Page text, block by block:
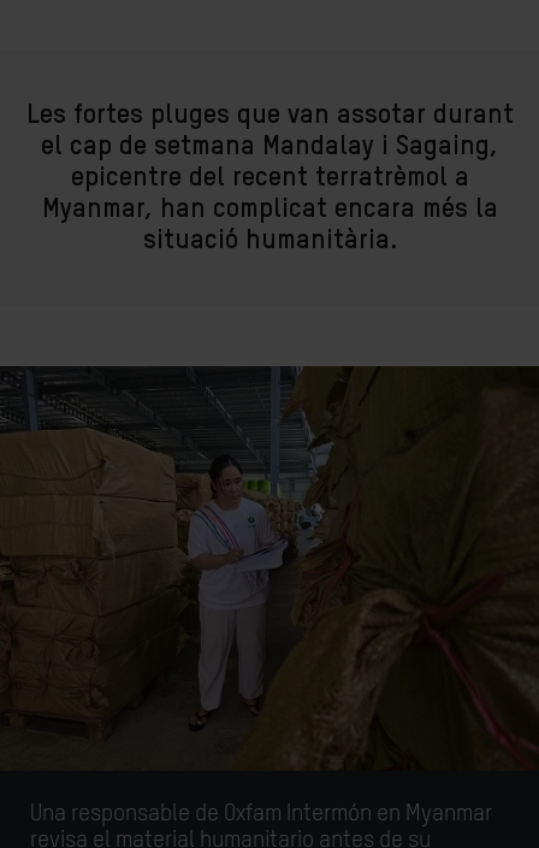
Les fortes pluges que van assotar durant
el cap de setmana Mandalay i Sagaing,
epicentre del recent terratrèmol a
Myanmar, han complicat encara més la
situació humanitària.
Una responsable de Oxfam Intermón en Myanmar
revisa el material humanitario antes de su